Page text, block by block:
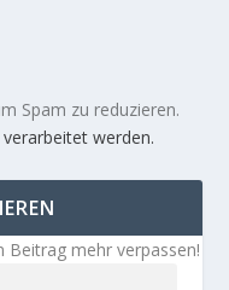
Spam zu reduzieren.
werden.
Beitrag mehr verpassen!